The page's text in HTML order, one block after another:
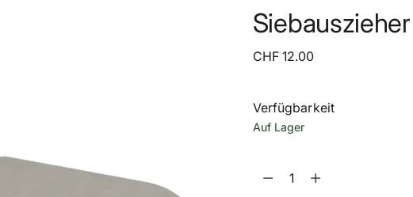
Siebauszieher
Regulärer
CHF 12.00
Verfügbarkeit
Auf Lager
Menge